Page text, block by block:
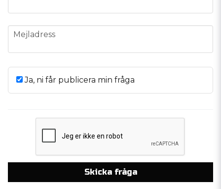
email
Mejladress
Ja, ni får publicera min fråga
Skicka fråga